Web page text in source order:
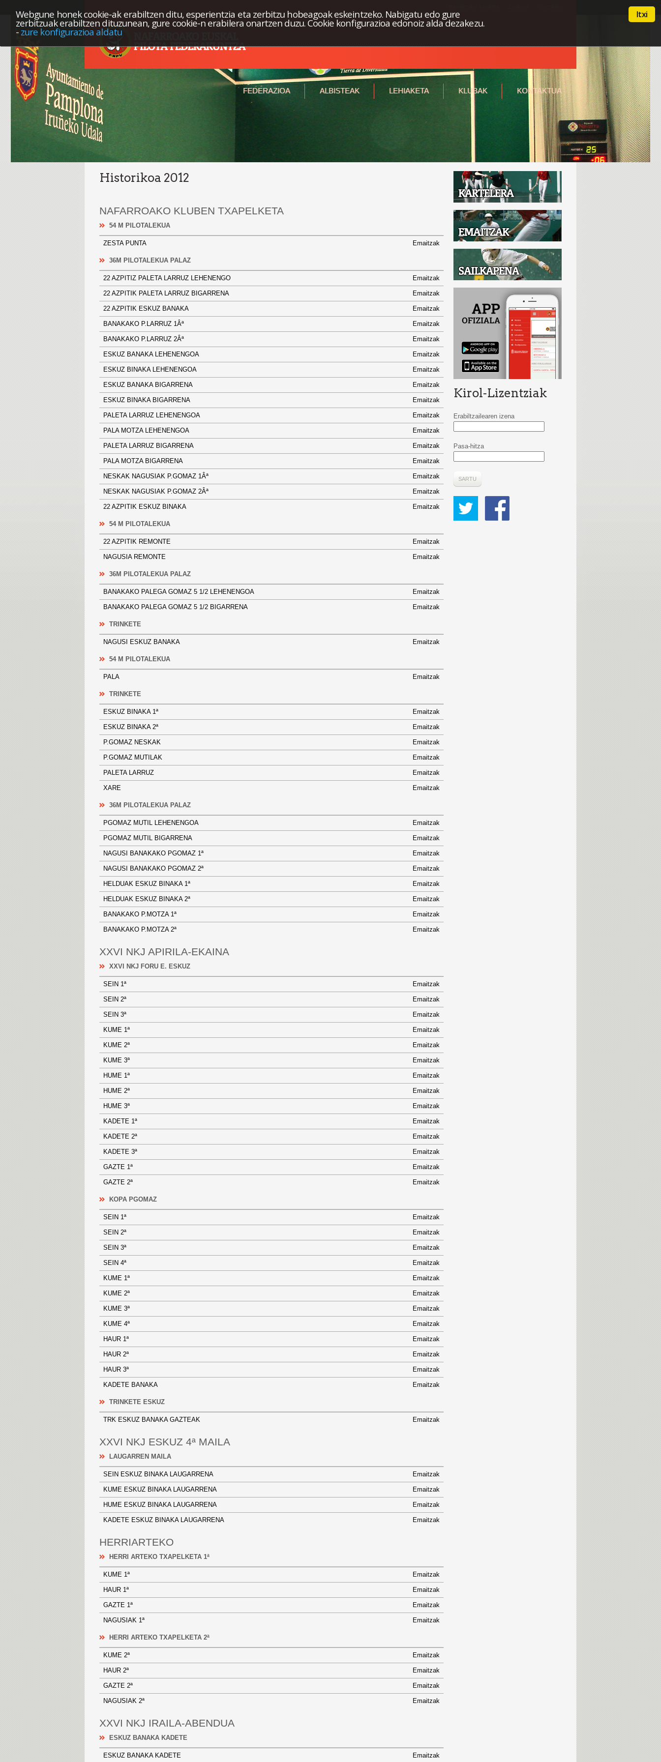
Webgune honek cookie-ak erabiltzen ditu, esperientzia eta zerbitzu hobeagoak eskeintzeko. Nabigatu edo gure
zerbitzuak erabiltzen dituzunean, gure cookie-n erabilera onartzen duzu. Cookie konfigurazioa edonoiz alda dezakezu.
- zure konfigurazioa aldatu
Itxi
FEDERAZIOA ALBISTEAK LEHIAKETA KLUBAK KONTAKTUA
Historikoa 2012
NAFARROAKO KLUBEN TXAPELKETA
54 M PILOTALEKUA
ZESTA PUNTA Emaitzak
36M PILOTALEKUA PALAZ
22 AZPITIZ PALETA LARRUZ LEHENENGO Emaitzak
22 AZPITIK PALETA LARRUZ BIGARRENA Emaitzak
22 AZPITIK ESKUZ BANAKA Emaitzak
BANAKAKO P.LARRUZ 1Âª Emaitzak
BANAKAKO P.LARRUZ 2Âª Emaitzak
ESKUZ BANAKA LEHENENGOA Emaitzak
ESKUZ BINAKA LEHENENGOA Emaitzak
ESKUZ BANAKA BIGARRENA Emaitzak
ESKUZ BINAKA BIGARRENA Emaitzak
PALETA LARRUZ LEHENENGOA Emaitzak
PALA MOTZA LEHENENGOA Emaitzak
PALETA LARRUZ BIGARRENA Emaitzak
PALA MOTZA BIGARRENA Emaitzak
NESKAK NAGUSIAK P.GOMAZ 1Âª Emaitzak
NESKAK NAGUSIAK P.GOMAZ 2Âª Emaitzak
22 AZPITIK ESKUZ BINAKA Emaitzak
54 M PILOTALEKUA
22 AZPITIK REMONTE Emaitzak
NAGUSIA REMONTE Emaitzak
36M PILOTALEKUA PALAZ
BANAKAKO PALEGA GOMAZ 5 1/2 LEHENENGOA Emaitzak
BANAKAKO PALEGA GOMAZ 5 1/2 BIGARRENA Emaitzak
TRINKETE
NAGUSI ESKUZ BANAKA Emaitzak
54 M PILOTALEKUA
PALA Emaitzak
TRINKETE
ESKUZ BINAKA 1ª Emaitzak
ESKUZ BINAKA 2ª Emaitzak
P.GOMAZ NESKAK Emaitzak
P.GOMAZ MUTILAK Emaitzak
PALETA LARRUZ Emaitzak
XARE Emaitzak
36M PILOTALEKUA PALAZ
PGOMAZ MUTIL LEHENENGOA Emaitzak
PGOMAZ MUTIL BIGARRENA Emaitzak
NAGUSI BANAKAKO PGOMAZ 1ª Emaitzak
NAGUSI BANAKAKO PGOMAZ 2ª Emaitzak
HELDUAK ESKUZ BINAKA 1ª Emaitzak
HELDUAK ESKUZ BINAKA 2ª Emaitzak
BANAKAKO P.MOTZA 1ª Emaitzak
BANAKAKO P.MOTZA 2ª Emaitzak
XXVI NKJ APIRILA-EKAINA
XXVI NKJ FORU E. ESKUZ
SEIN 1ª Emaitzak
SEIN 2ª Emaitzak
SEIN 3ª Emaitzak
KUME 1ª Emaitzak
KUME 2ª Emaitzak
KUME 3ª Emaitzak
HUME 1ª Emaitzak
HUME 2ª Emaitzak
HUME 3ª Emaitzak
KADETE 1ª Emaitzak
KADETE 2ª Emaitzak
KADETE 3ª Emaitzak
GAZTE 1ª Emaitzak
GAZTE 2ª Emaitzak
KOPA PGOMAZ
SEIN 1ª Emaitzak
SEIN 2ª Emaitzak
SEIN 3ª Emaitzak
SEIN 4ª Emaitzak
KUME 1ª Emaitzak
KUME 2ª Emaitzak
KUME 3ª Emaitzak
KUME 4ª Emaitzak
HAUR 1ª Emaitzak
HAUR 2ª Emaitzak
HAUR 3ª Emaitzak
KADETE BANAKA Emaitzak
TRINKETE ESKUZ
TRK ESKUZ BANAKA GAZTEAK Emaitzak
XXVI NKJ ESKUZ 4ª MAILA
LAUGARREN MAILA
SEIN ESKUZ BINAKA LAUGARRENA Emaitzak
KUME ESKUZ BINAKA LAUGARRENA Emaitzak
HUME ESKUZ BINAKA LAUGARRENA Emaitzak
KADETE ESKUZ BINAKA LAUGARRENA Emaitzak
HERRIARTEKO
HERRI ARTEKO TXAPELKETA 1ª
KUME 1ª Emaitzak
HAUR 1ª Emaitzak
GAZTE 1ª Emaitzak
NAGUSIAK 1ª Emaitzak
HERRI ARTEKO TXAPELKETA 2ª
KUME 2ª Emaitzak
HAUR 2ª Emaitzak
GAZTE 2ª Emaitzak
NAGUSIAK 2ª Emaitzak
XXVI NKJ IRAILA-ABENDUA
ESKUZ BANAKA KADETE
ESKUZ BANAKA KADETE Emaitzak
Kirol-Lizentziak
Erabiltzailearen izena
Pasa-hitza
SARTU